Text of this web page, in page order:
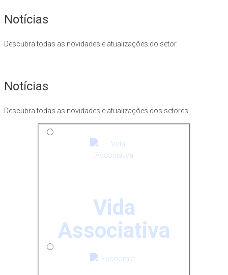
Notícias
Descubra todas as novidades e atualizações do setor.
Notícias
Descubra todas as novidades e atualizações dos setores
Vida
Associativa